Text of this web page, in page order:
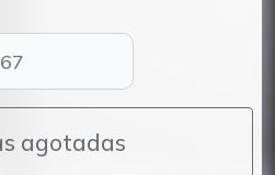
agotadas